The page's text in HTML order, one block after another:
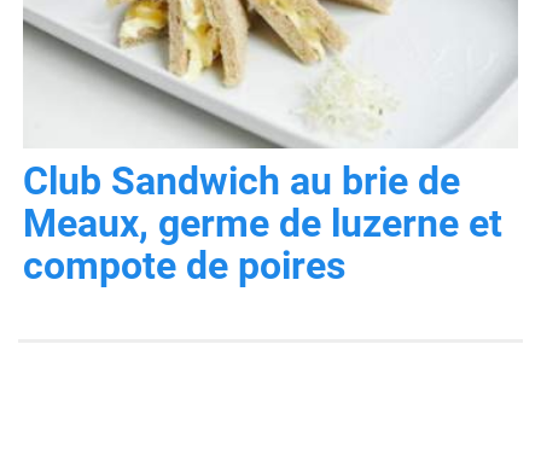
Club Sandwich au brie de
Meaux, germe de luzerne et
compote de poires